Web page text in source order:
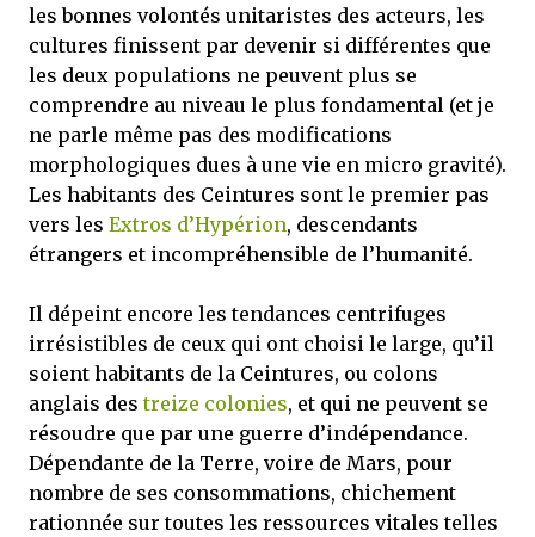
les bonnes volontés unitaristes des acteurs, les
cultures finissent par devenir si différentes que
les deux populations ne peuvent plus se
comprendre au niveau le plus fondamental (et je
ne parle même pas des modifications
morphologiques dues à une vie en micro gravité).
Les habitants des Ceintures sont le premier pas
vers les Extros d’Hypérion, descendants
étrangers et incompréhensible de l’humanité.
Il dépeint encore les tendances centrifuges
irrésistibles de ceux qui ont choisi le large, qu’il
soient habitants de la Ceintures, ou colons
anglais destreize colonies, et qui ne peuvent se
résoudre que par une guerre d’indépendance.
Dépendante de la Terre, voire de Mars, pour
nombre de ses consommations, chichement
rationnée sur toutes les ressources vitales telles